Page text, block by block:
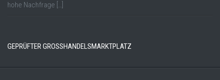
hohe Nachfrage […]
GEPRÜFTER GROSSHANDELSMARKTPLATZ